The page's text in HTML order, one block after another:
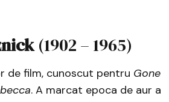
(1902 – 1965)
de film, cunoscut pentru Gone
. A marcat epoca de aur a